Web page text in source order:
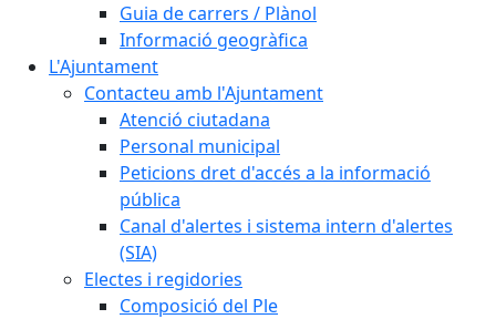
Guia de carrers / Plànol
Informació geogràfica
L'Ajuntament
Contacteu amb l'Ajuntament
Atenció ciutadana
Personal municipal
Peticions dret d'accés a la informació
pública
Canal d'alertes i sistema intern d'alertes
(SIA)
Electes i regidories
Composició del Ple